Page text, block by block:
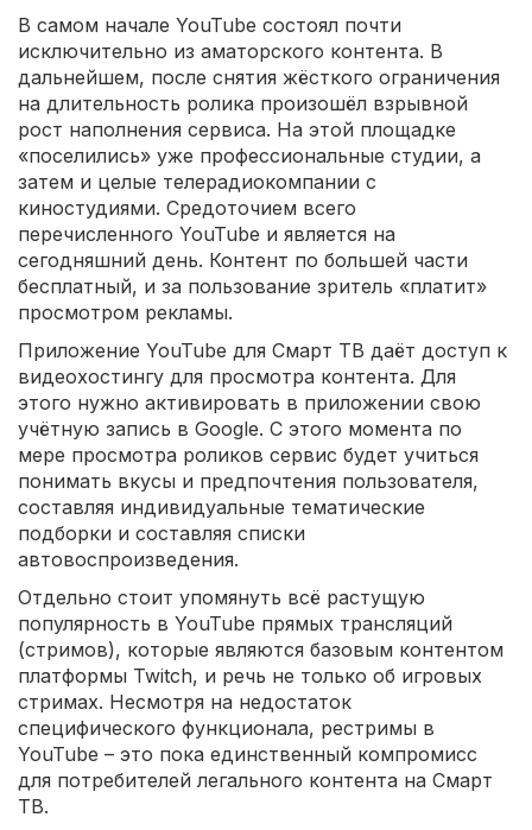
В самом начале YouTube состоял почти
исключительно из аматорского контента. В
дальнейшем, после снятия жёсткого ограничения
на длительность ролика произошёл взрывной
рост наполнения сервиса. На этой площадке
«поселились» уже профессиональные студии, а
затем и целые телерадиокомпании с
киностудиями. Средоточием всего
перечисленного YouTube и является на
сегодняшний день. Контент по большей части
бесплатный, и за пользование зритель «платит»
просмотром рекламы.
Приложение YouTube для Смарт ТВ даёт доступ к
видеохостингу для просмотра контента. Для
этого нужно активировать в приложении свою
учётную запись в Google. С этого момента по
мере просмотра роликов сервис будет учиться
понимать вкусы и предпочтения пользователя,
составляя индивидуальные тематические
подборки и составляя списки
автовоспроизведения.
Отдельно стоит упомянуть всё растущую
популярность в YouTube прямых трансляций
(стримов), которые являются базовым контентом
платформы Twitch, и речь не только об игровых
стримах. Несмотря на недостаток
специфического функционала, рестримы в
YouTube – это пока единственный компромисс
для потребителей легального контента на Смарт
ТВ.